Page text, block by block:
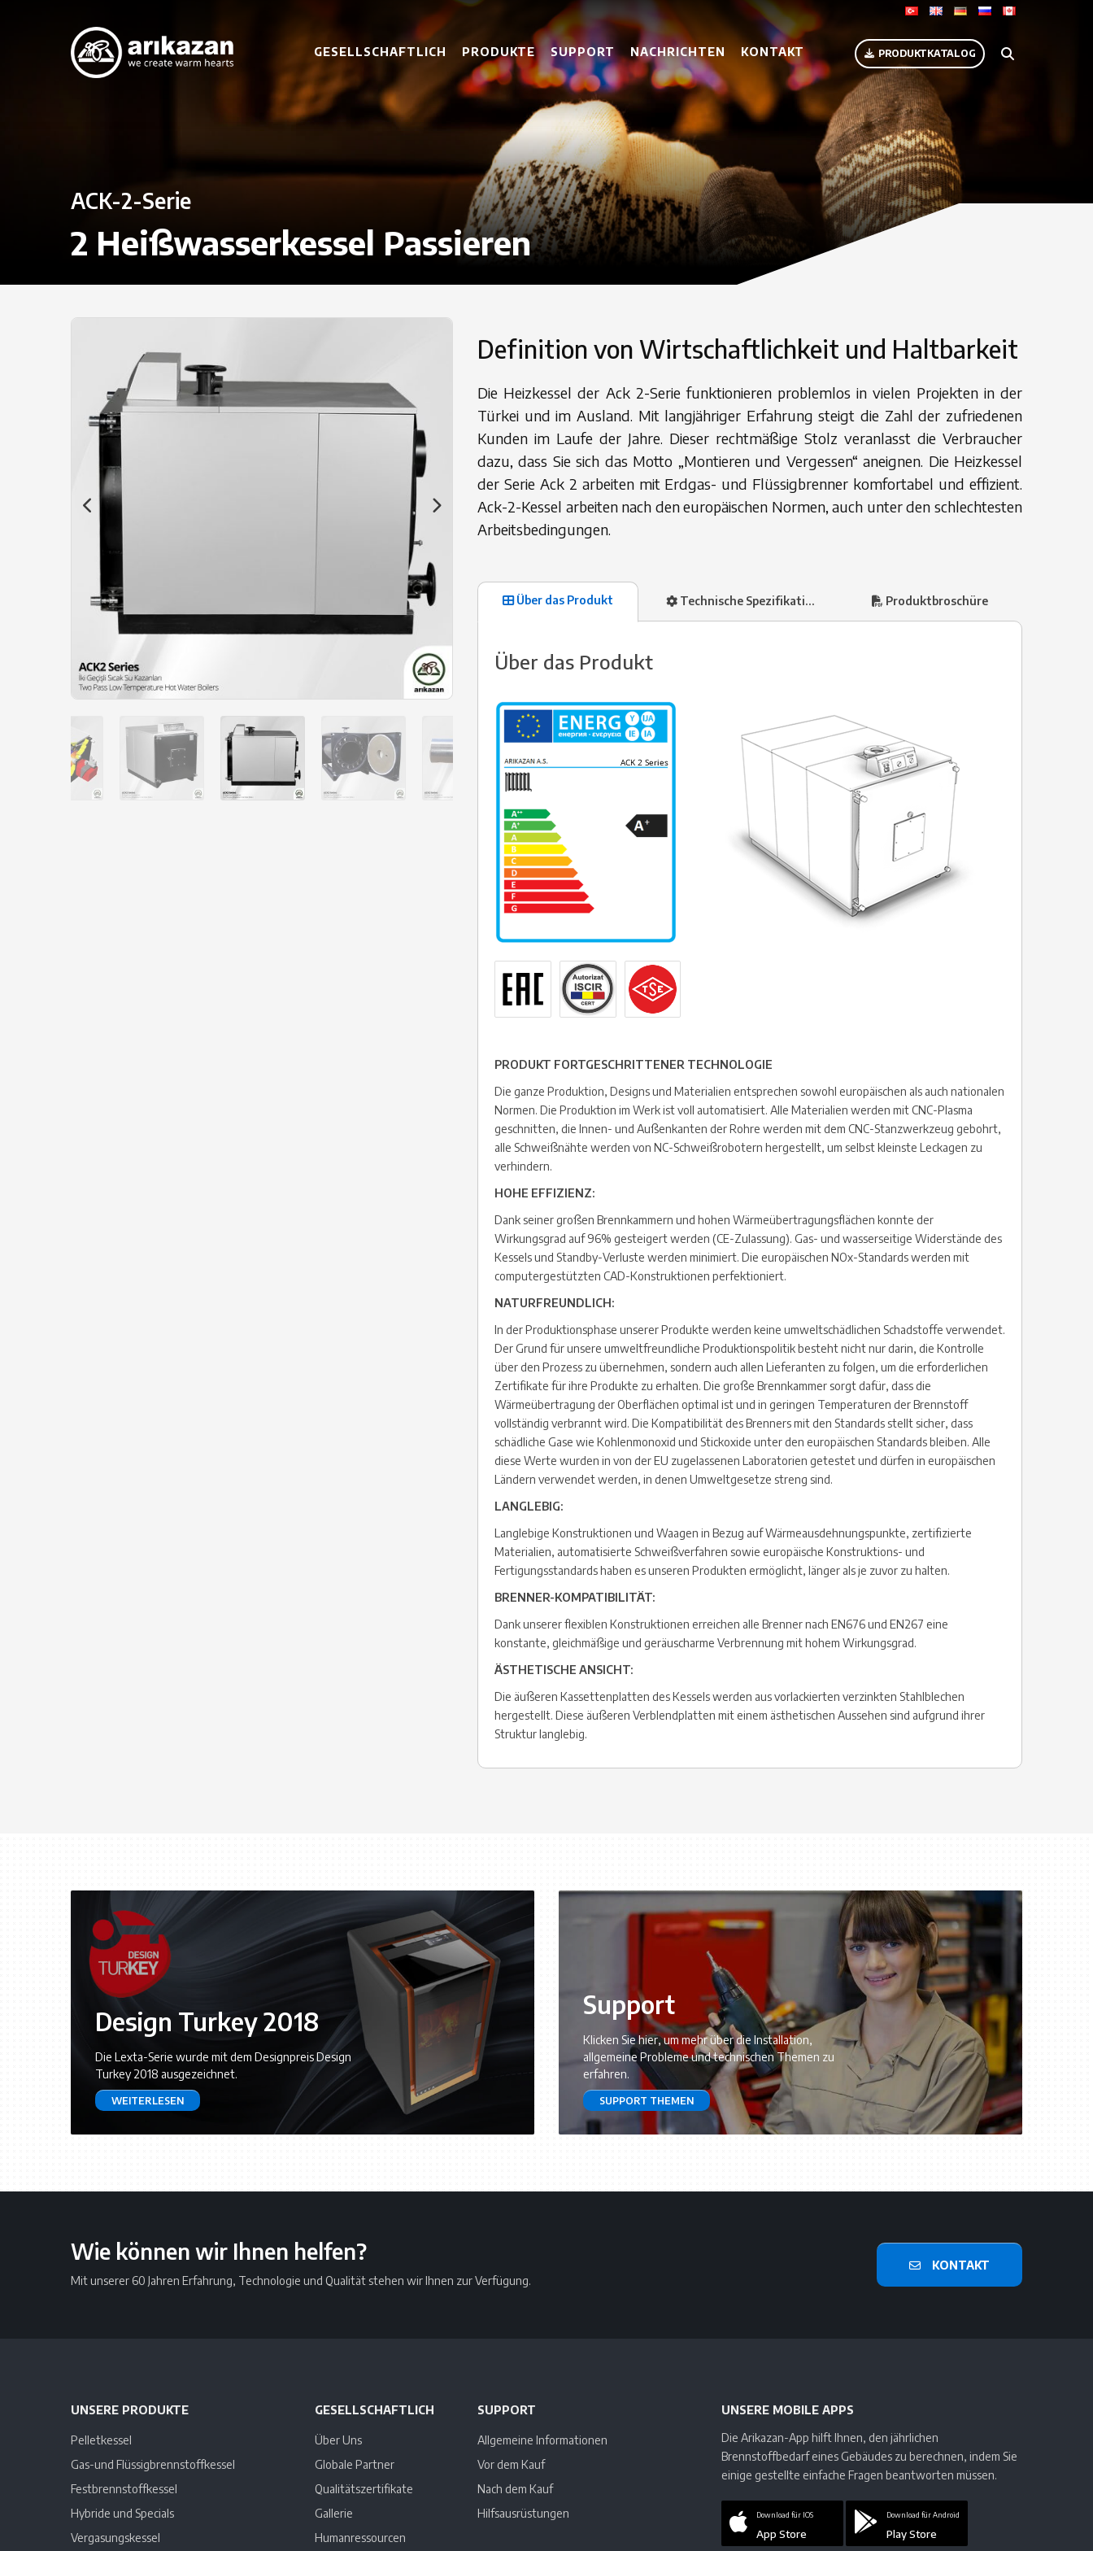
PRODUKTKATALOG
GESELLSCHAFTLICH PRODUKTE SUPPORT NACHRICHTEN KONTAKT
ACK-2-Serie
2 Heißwasserkessel Passieren
Definition von Wirtschaftlichkeit und Haltbarkeit
Die Heizkessel der Ack 2-Serie funktionieren problemlos in vielen Projekten in der
Türkei und im Ausland. Mit langjähriger Erfahrung steigt die Zahl der zufriedenen
Kunden im Laufe der Jahre. Dieser rechtmäßige Stolz veranlasst die Verbraucher
dazu, dass Sie sich das Motto „Montieren und Vergessen“ aneignen. Die Heizkessel
der Serie Ack 2 arbeiten mit Erdgas- und Flüssigbrenner komfortabel und effizient.
Ack-2-Kessel arbeiten nach den europäischen Normen, auch unter den schlechtesten
Arbeitsbedingungen.
Über das Produkt Technische Spezifikationen Produktbroschüre
Über das Produkt
PRODUKT FORTGESCHRITTENER TECHNOLOGIE
Die ganze Produktion, Designs und Materialien entsprechen sowohl europäischen als auch nationalen
Normen. Die Produktion im Werk ist voll automatisiert. Alle Materialien werden mit CNC-Plasma
geschnitten, die Innen- und Außenkanten der Rohre werden mit dem CNC-Stanzwerkzeug gebohrt,
alle Schweißnähte werden von NC-Schweißrobotern hergestellt, um selbst kleinste Leckagen zu
verhindern.
HOHE EFFIZIENZ:
Dank seiner großen Brennkammern und hohen Wärmeübertragungsflächen konnte der
Wirkungsgrad auf 96% gesteigert werden (CE-Zulassung). Gas- und wasserseitige Widerstände des
Kessels und Standby-Verluste werden minimiert. Die europäischen NOx-Standards werden mit
computergestützten CAD-Konstruktionen perfektioniert.
NATURFREUNDLICH:
In der Produktionsphase unserer Produkte werden keine umweltschädlichen Schadstoffe verwendet.
Der Grund für unsere umweltfreundliche Produktionspolitik besteht nicht nur darin, die Kontrolle
über den Prozess zu übernehmen, sondern auch allen Lieferanten zu folgen, um die erforderlichen
Zertifikate für ihre Produkte zu erhalten. Die große Brennkammer sorgt dafür, dass die
Wärmeübertragung der Oberflächen optimal ist und in geringen Temperaturen der Brennstoff
vollständig verbrannt wird. Die Kompatibilität des Brenners mit den Standards stellt sicher, dass
schädliche Gase wie Kohlenmonoxid und Stickoxide unter den europäischen Standards bleiben. Alle
diese Werte wurden in von der EU zugelassenen Laboratorien getestet und dürfen in europäischen
Ländern verwendet werden, in denen Umweltgesetze streng sind.
LANGLEBIG:
Langlebige Konstruktionen und Waagen in Bezug auf Wärmeausdehnungspunkte, zertifizierte
Materialien, automatisierte Schweißverfahren sowie europäische Konstruktions- und
Fertigungsstandards haben es unseren Produkten ermöglicht, länger als je zuvor zu halten.
BRENNER-KOMPATIBILITÄT:
Dank unserer flexiblen Konstruktionen erreichen alle Brenner nach EN676 und EN267 eine
konstante, gleichmäßige und geräuscharme Verbrennung mit hohem Wirkungsgrad.
ÄSTHETISCHE ANSICHT:
Die äußeren Kassettenplatten des Kessels werden aus vorlackierten verzinkten Stahlblechen
hergestellt. Diese äußeren Verblendplatten mit einem ästhetischen Aussehen sind aufgrund ihrer
Struktur langlebig.
Design Turkey 2018
Die Lexta-Serie wurde mit dem Designpreis Design
Turkey 2018 ausgezeichnet.
WEITERLESEN
Support
Klicken Sie hier, um mehr über die Installation,
allgemeine Probleme und technischen Themen zu
erfahren.
SUPPORT THEMEN
Wie können wir Ihnen helfen?
Mit unserer 60 Jahren Erfahrung, Technologie und Qualität stehen wir Ihnen zur Verfügung.
KONTAKT
UNSERE PRODUKTE
Pelletkessel
Gas-und Flüssigbrennstoffkessel
Festbrennstoffkessel
Hybride und Specials
Vergasungskessel
GESELLSCHAFTLICH
Über Uns
Globale Partner
Qualitätszertifikate
Gallerie
Humanressourcen
SUPPORT
Allgemeine Informationen
Vor dem Kauf
Nach dem Kauf
Hilfsausrüstungen
UNSERE MOBILE APPS
Die Arikazan-App hilft Ihnen, den jährlichen
Brennstoffbedarf eines Gebäudes zu berechnen, indem Sie
einige gestellte einfache Fragen beantworten müssen.
Download für IOS
App Store
Download für Android
Play Store